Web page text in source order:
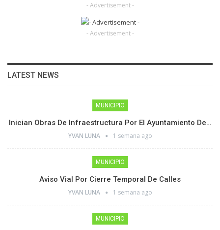
- Advertisement -
- Advertisement -
LATEST NEWS
MUNICIPIO
Inician Obras De Infraestructura Por El Ayuntamiento De…
YVAN LUNA 1 semana ago
MUNICIPIO
Aviso Vial Por Cierre Temporal De Calles
YVAN LUNA 1 semana ago
MUNICIPIO